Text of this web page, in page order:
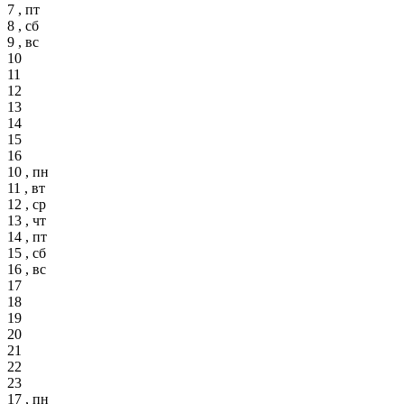
7 , пт
8 , сб
9 , вс
10
11
12
13
14
15
16
10 , пн
11 , вт
12 , ср
13 , чт
14 , пт
15 , сб
16 , вс
17
18
19
20
21
22
23
17 , пн